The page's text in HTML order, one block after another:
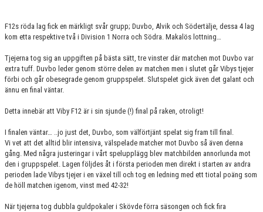
F12s röda lag fick en märkligt svår grupp; Duvbo, Alvik och Södertälje, dessa 4 lag
kom etta respektive två i Division 1 Norra och Södra. Makalös lottning…
Tjejerna tog sig an uppgiften på bästa sätt, tre vinster där matchen mot Duvbo var
extra tuff. Duvbo leder genom större delen av matchen men i slutet går Vibys tjejer
förbi och går obesegrade genom gruppspelet. Slutspelet gick även det galant och
ännu en final väntar.
Detta innebär att Viby F12 är i sin sjunde (!) final på raken, otroligt!
I finalen väntar… ..jo just det, Duvbo, som välförtjänt spelat sig fram till final.
Vi vet att det alltid blir intensiva, välspelade matcher mot Duvbo så även denna
gång. Med några justeringar i vårt spelupplägg blev matchbilden annorlunda mot
den i gruppspelet. Lagen följdes åt i första perioden men direkt i starten av andra
perioden lade Vibys tjejer i en växel till och tog en ledning med ett tiotal poäng som
de höll matchen igenom, vinst med 42-32!
När tjejerna tog dubbla guldpokaler i Skövde förra säsongen och fick fira